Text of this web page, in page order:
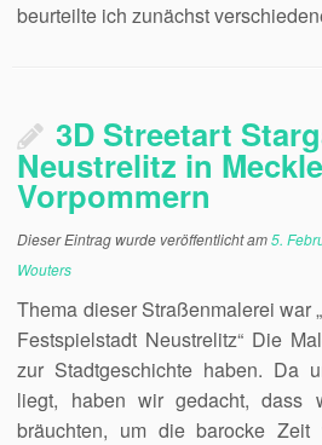
beurteilte ich zunächst
3D Streetart
Neustrelitz in
Vorpommern
Dieser Eintrag wurde veröffentlicht am5.
Wouters
Thema dieser Straßenmalerei war
Festspielstadt Neustrelitz“ Die
zur Stadtgeschichte haben. Da
liegt, haben wir gedacht, dass
bräuchten, um die barocke Zeit